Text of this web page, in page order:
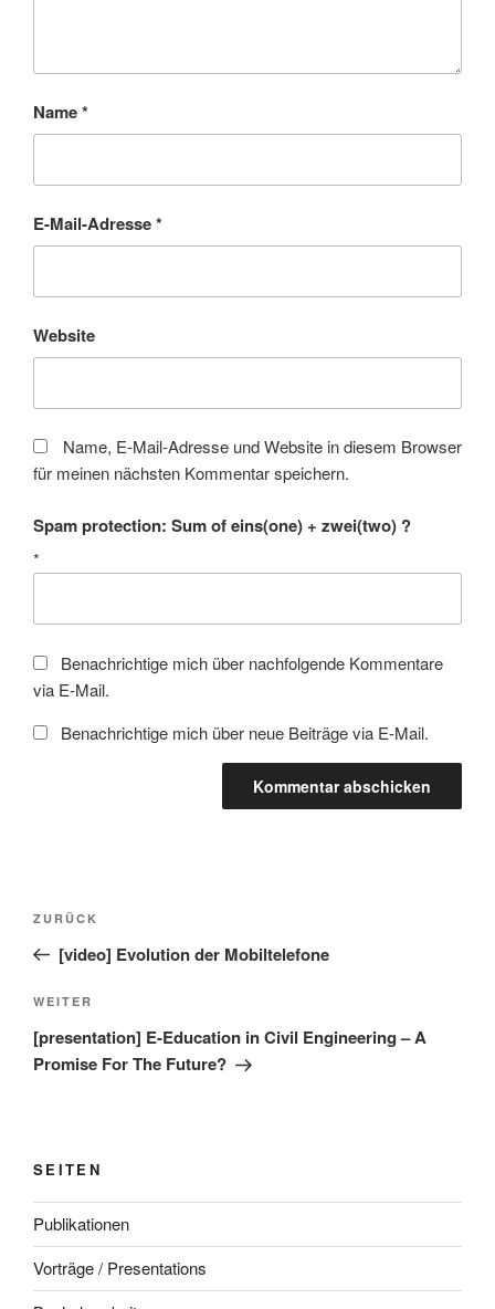
Name*
E-Mail-Adresse*
Website
Name, E-Mail-Adresse und Website in diesem Browser
für meinen nächsten Kommentar speichern.
Spam protection: Sum of eins(one) + zwei(two) ?
*
Benachrichtige mich über nachfolgende Kommentare
via E-Mail.
Benachrichtige mich über neue Beiträge via E-Mail.
Beitragsnavigation
Vorheriger
Beitrag
ZURÜCK
[video] Evolution der Mobiltelefone
Nächster
Beitrag
WEITER
[presentation] E-Education in Civil Engineering – A
Promise For The Future?
SEITEN
Publikationen
Vorträge / Presentations